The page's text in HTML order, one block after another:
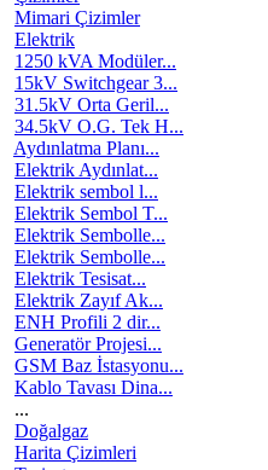
Mimari Çizimler
Elektrik
1250 kVA Modüler...
15kV Switchgear 3...
31.5kV Orta Geril...
34.5kV O.G. Tek H...
Aydınlatma Planı...
Elektrik Aydınlat...
Elektrik sembol l...
Elektrik Sembol T...
Elektrik Sembolle...
Elektrik Sembolle...
Elektrik Tesisat...
Elektrik Zayıf Ak...
ENH Profili 2 dir...
Generatör Projesi...
GSM Baz İstasyonu...
Kablo Tavası Dina...
...
Doğalgaz
Harita Çizimleri